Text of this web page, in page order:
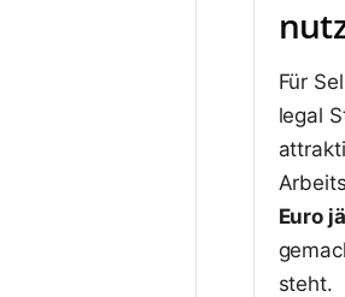
Für
legal
Euro
steht.